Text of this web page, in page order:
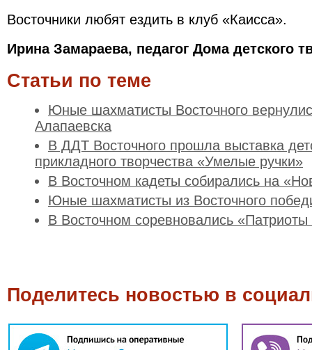
Восточники любят ездить в клуб «Каисса».
Ирина Замараева, педагог Дома детского
Статьи по теме
Юные шахматисты Восточного
Алапаевска
В ДДТ Восточного прошла выставка
прикладного творчества «Умелые ручки»
В Восточном кадеты собирались на
Юные шахматисты из Восточного
В Восточном соревновались «Патриоты
Поделитесь новостью в